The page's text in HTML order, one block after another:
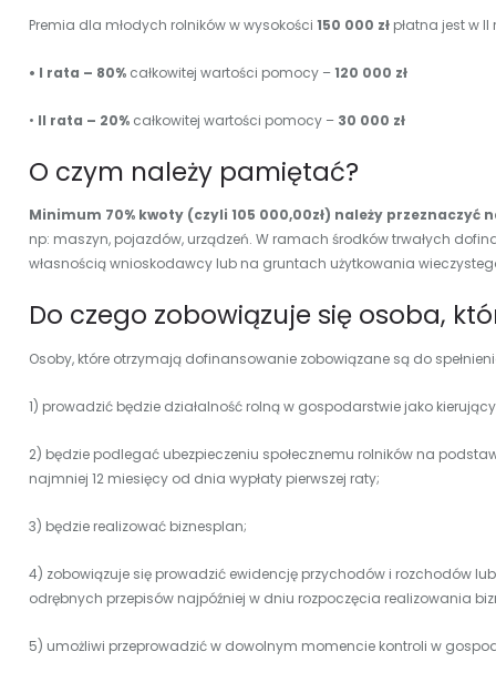
Premia dla młodych rolników w wysokości 150 000 zł płatna jest w
• I rata – 80%całkowitej wartości pomocy –120 000 zł
• II rata – 20%całkowitej wartości pomocy – 30 000 zł
O czym należy pamiętać?
Minimum 70% kwoty (czyli 105 000,00zł) należy przeznaczyć
np: maszyn, pojazdów, urządzeń. W ramach środków trwałych
własnością wnioskodawcy lub na gruntach użytkowania
Do czego zobowiązuje się osoba,
Osoby, które otrzymają dofinansowanie zobowiązane są do
1) prowadzić będzie działalność rolną w gospodarstwie jako
2) będzie podlegać ubezpieczeniu społecznemu rolników na
najmniej 12 miesięcy od dnia wypłaty pierwszej raty;
3) będzie realizować biznesplan;
4) zobowiązuje się prowadzić ewidencję przychodów i rozchodów
odrębnych przepisów najpóźniej w dniu rozpoczęcia realizowania
5) umożliwi przeprowadzić w dowolnym momencie kontroli w